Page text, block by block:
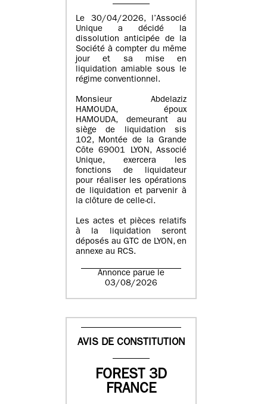
Le 30/04/2026, l’Associé
Unique a décidé la
dissolution anticipée de la
Société à compter du même
jour et sa mise en
liquidation amiable sous le
régime conventionnel.
Monsieur Abdelaziz
HAMOUDA, époux
HAMOUDA, demeurant au
siège de liquidation sis
102, Montée de la Grande
Côte 69001 LYON, Associé
Unique, exercera les
fonctions de liquidateur
pour réaliser les opérations
de liquidation et parvenir à
la clôture de celle-ci.
Les actes et pièces relatifs
à la liquidation seront
déposés au GTC de LYON, en
annexe au RCS.
Annonce parue le
03/08/2026
AVIS DE CONSTITUTION
FOREST 3D
FRANCE